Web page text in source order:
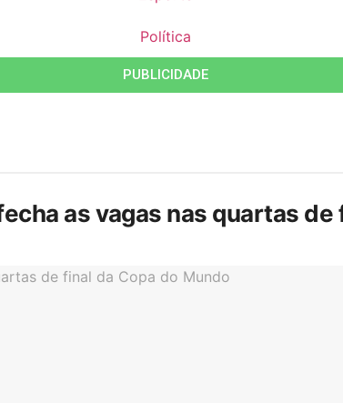
Política
PUBLICIDADE
as vagas nas quartas